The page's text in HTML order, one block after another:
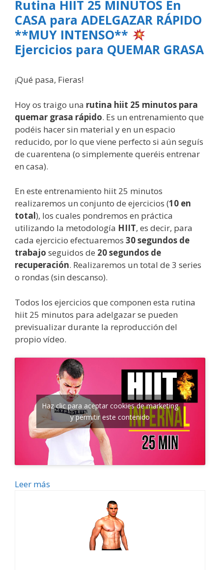
Rutina HIIT 25 MINUTOS En
CASA para ADELGAZAR RÁPIDO
**MUY INTENSO**
Ejercicios para QUEMAR GRASA
¡Qué pasa, Fieras!
Hoy os traigo una rutina hiit 25 minutos para
quemar grasa rápido. Es un entrenamiento que
podéis hacer sin material y en un espacio
reducido, por lo que viene perfecto si aún seguís
de cuarentena (o simplemente queréis entrenar
en casa).
En este entrenamiento hiit 25 minutos
realizaremos un conjunto de ejercicios (10 en
total), los cuales pondremos en práctica
utilizando la metodología HIIT, es decir, para
cada ejercicio efectuaremos 30 segundos de
trabajo seguidos de 20 segundos de
recuperación. Realizaremos un total de 3 series
o rondas (sin descanso).
Todos los ejercicios que componen esta rutina
hiit 25 minutos para adelgazar se pueden
previsualizar durante la reproducción del
propio vídeo.
Haz clic para aceptar cookies de marketing
y permitir este contenido
Leer más